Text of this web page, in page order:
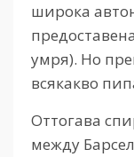
широка
умря). Но
всякакво
Оттогава
между